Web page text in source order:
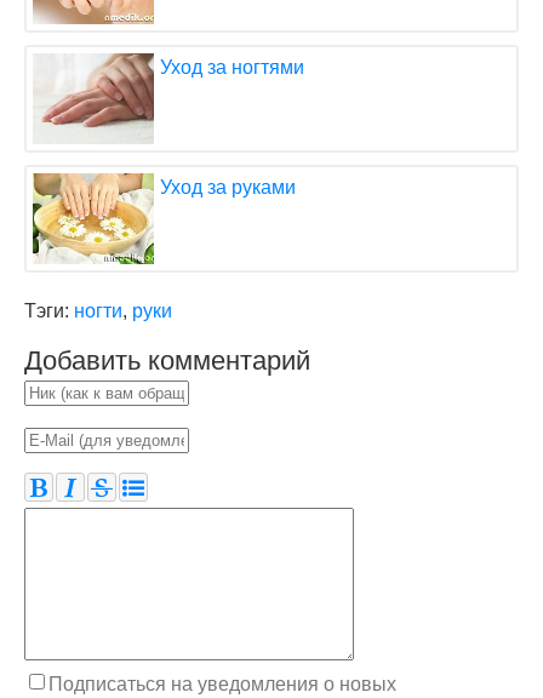
Уход за ногтями
Уход за руками
Тэги: ногти, руки
Добавить комментарий
Подписаться на уведомления о новых